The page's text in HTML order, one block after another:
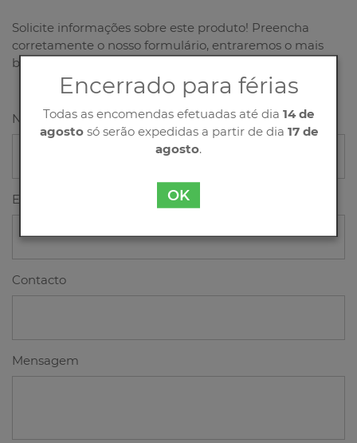
Solicite informações sobre este produto! Preencha
corretamente o nosso formulário, entraremos o mais
breve possível em contacto consigo!
Nome
Email
Contacto
Mensagem
Encerrado para férias
Todas as encomendas efetuadas até dia 14 de
agostosó serão expedidas a partir de dia 17 de
agosto.
OK